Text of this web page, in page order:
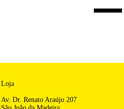
Loja
Av. Dr. Renato Araújo 207